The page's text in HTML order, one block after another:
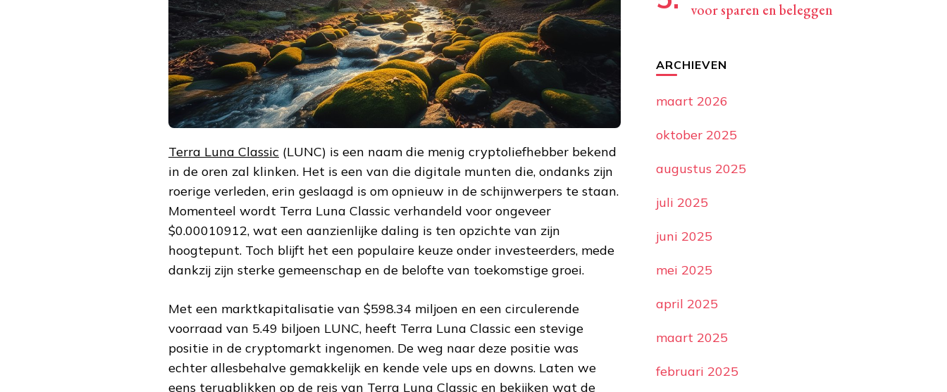
Terra Luna Classic (LUNC) is een naam die menig cryptoliefhebber bekend
in de oren zal klinken. Het is een van die digitale munten die, ondanks zijn
roerige verleden, erin geslaagd is om opnieuw in de schijnwerpers te staan.
Momenteel wordt Terra Luna Classic verhandeld voor ongeveer
$0.00010912, wat een aanzienlijke daling is ten opzichte van zijn
hoogtepunt. Toch blijft het een populaire keuze onder investeerders, mede
dankzij zijn sterke gemeenschap en de belofte van toekomstige groei.
Met een marktkapitalisatie van $598.34 miljoen en een circulerende
voorraad van 5.49 biljoen LUNC, heeft Terra Luna Classic een stevige
positie in de cryptomarkt ingenomen. De weg naar deze positie was
echter allesbehalve gemakkelijk en kende vele ups en downs. Laten we
eens terugblikken op de reis van Terra Luna Classic en bekijken wat de
voor sparen en beleggen
ARCHIEVEN
maart 2026
oktober 2025
augustus 2025
juli 2025
juni 2025
mei 2025
april 2025
maart 2025
februari 2025